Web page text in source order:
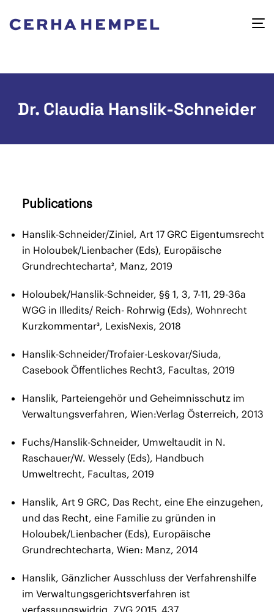
Dr. Claudia Hanslik-Schneider
Publications
Hanslik-Schneider/Ziniel, Art 17 GRC Eigentumsrecht
in Holoubek/Lienbacher (Eds), Europäische
Grundrechtecharta², Manz, 2019
Holoubek/Hanslik-Schneider, §§ 1, 3, 7-11, 29-36a
WGG in Illedits/ Reich- Rohrwig (Eds), Wohnrecht
Kurzkommentar³, LexisNexis, 2018
Hanslik-Schneider/Trofaier-Leskovar/Siuda,
Casebook Öffentliches Recht3, Facultas, 2019
Hanslik, Parteiengehör und Geheimnisschutz im
Verwaltungsverfahren, Wien:Verlag Österreich, 2013
Fuchs/Hanslik-Schneider, Umweltaudit in N.
Raschauer/W. Wessely (Eds), Handbuch
Umweltrecht, Facultas, 2019
Hanslik, Art 9 GRC, Das Recht, eine Ehe einzugehen,
und das Recht, eine Familie zu gründen in
Holoubek/Lienbacher (Eds), Europäische
Grundrechtecharta, Wien: Manz, 2014
Hanslik, Gänzlicher Ausschluss der Verfahrenshilfe
im Verwaltungsgerichtsverfahren ist
verfassungswidrig, ZVG 2015, 437